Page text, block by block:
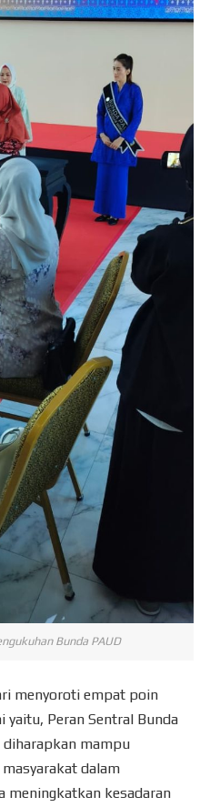
Bunda PAUD
menyoroti empat poin
yaitu, Peran Sentral Bunda
diharapkan mampu
dalam
meningkatkan kesadaran